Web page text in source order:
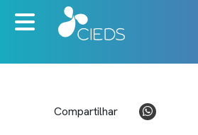
Compartilhar